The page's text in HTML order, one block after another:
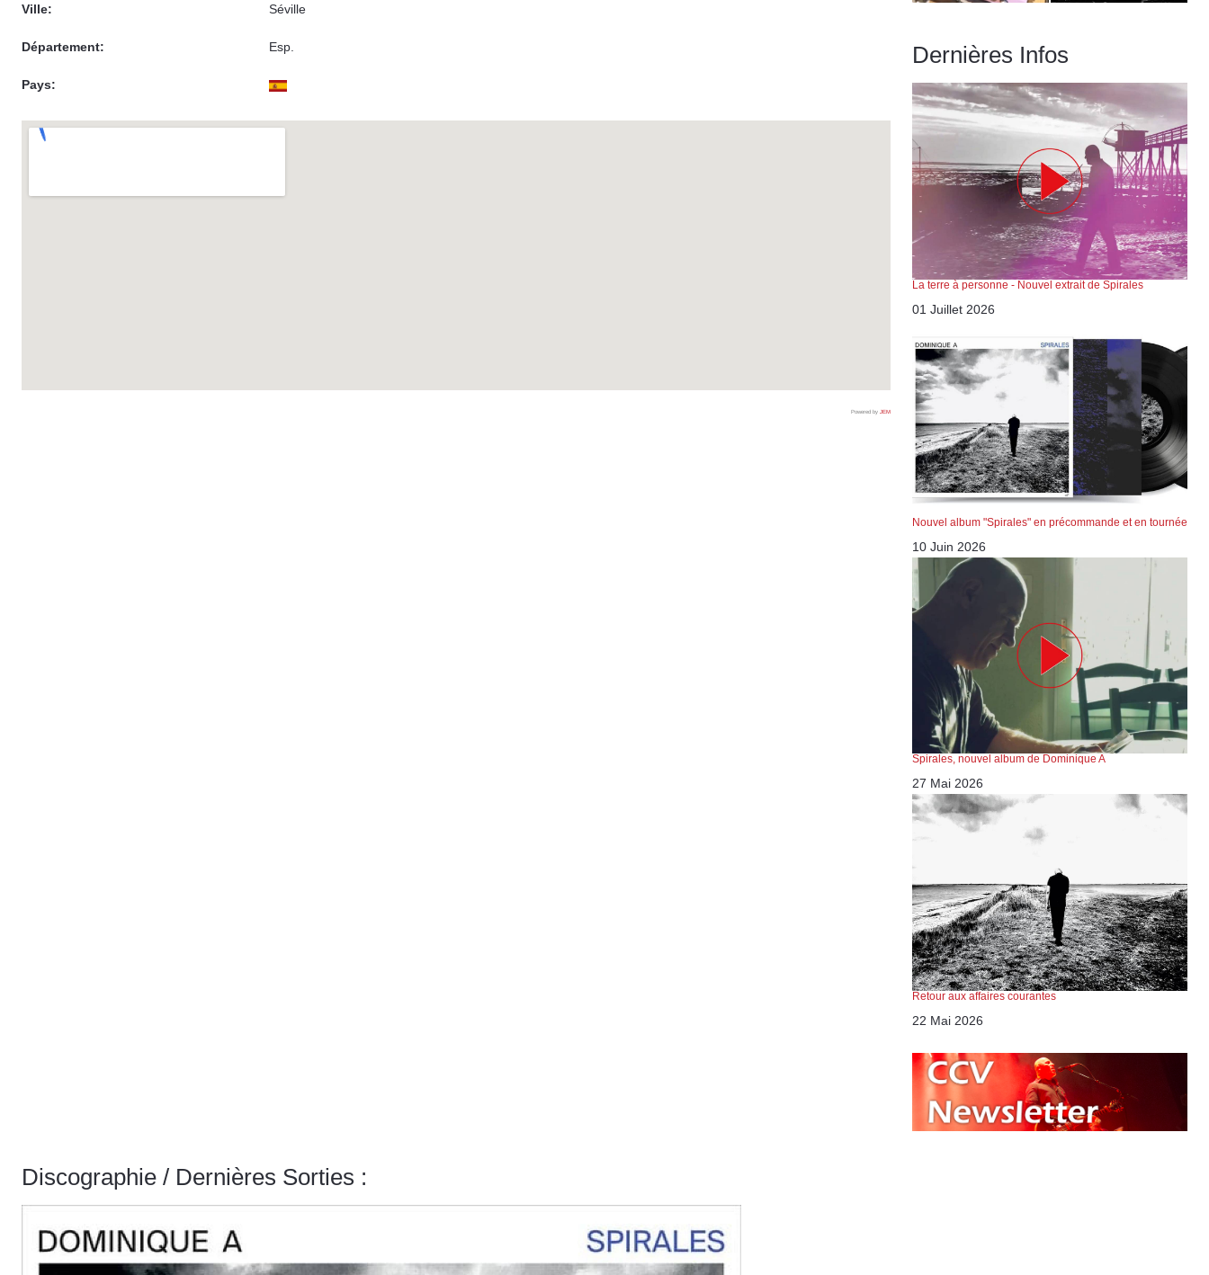
Ville: Séville
Département: Esp.
Pays:
Powered by JEM
Dernières Infos
La terre à personne - Nouvel extrait de Spirales
01 Juillet 2026
Nouvel album "Spirales" en précommande et en tournée
10 Juin 2026
Spirales, nouvel album de Dominique A
27 Mai 2026
Retour aux affaires courantes
22 Mai 2026
Discographie / Dernières Sorties :